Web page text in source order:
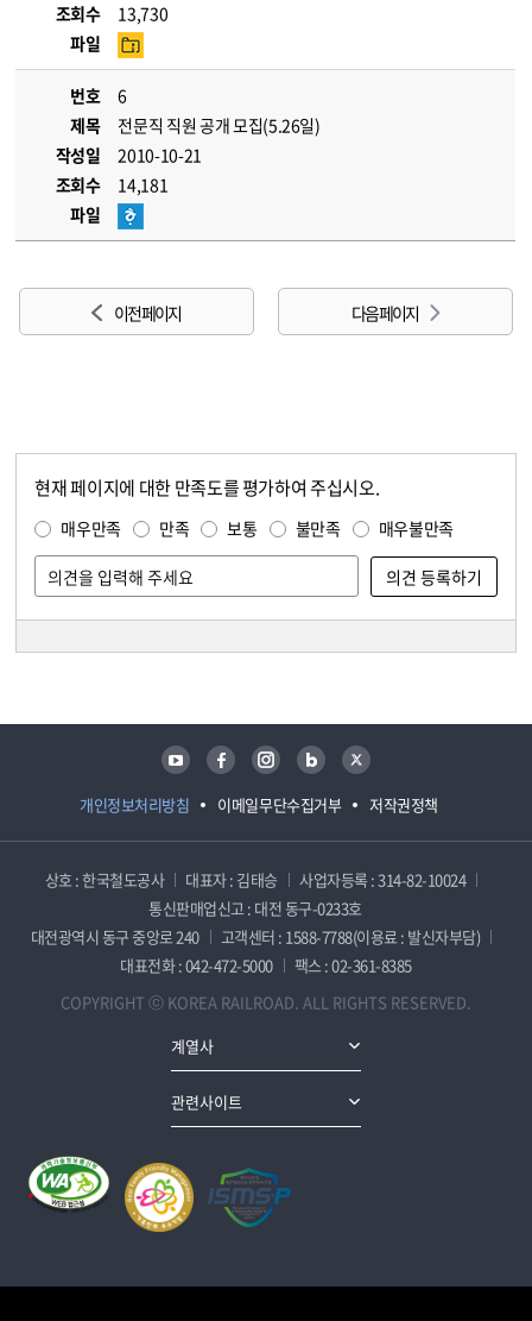
조회수
13,730
파일
번호
6
제목
전문직 직원 공개 모집(5.26일)
작성일
2010-10-21
조회수
14,181
파일
이전 페이지 다음 페이지
현재 페이지에 대한 만족도를 평가하여 주십시오.
매우만족 만족 보통 불만족 매우불만족
개인정보처리방침 이메일무단수집거부 저작권정책
유튜브 페이스북 인스타그램 블로그 트위터
상호 : 한국철도공사 대표자 : 김태승
사업자등록 : 314-82-10024
통신판매업신고 : 대전 동구-0233호
대전광역시 동구 중앙로 240
고객센터 : 1588-7788(이용료 : 발신자부담)
대표전화 : 042-472-5000
팩스 : 02-361-8385
COPYRIGHT ⓒ KOREA RAILROAD. ALL RIGHTS RESERVED.
계열사
관련사이트